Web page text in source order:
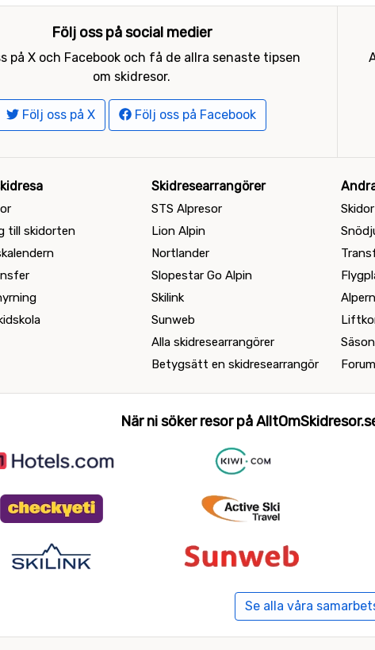
Följ oss på social medier
på X och Facebook och få de allra senaste tipsen
om skidresor.
Följ oss på X Följ oss på Facebook
till skidorten
Skidresearrangörer
STS Alpresor
Lion Alpin
Nortlander
Slopestar Go Alpin
Skilink
Sunweb
Alla skidresearrangörer
Betygsätt en skidresearrangör
Forum
När ni söker resor på
Se alla våra